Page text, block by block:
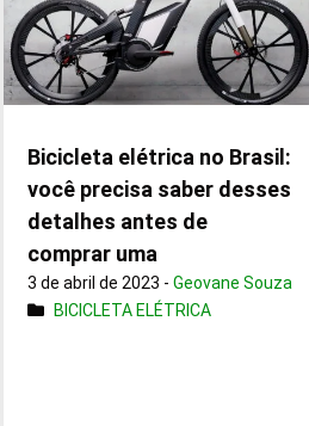
Bicicleta elétrica no Brasil:
você precisa saber desses
detalhes antes de
comprar uma
3 de abril de 2023 -Geovane Souza
BICICLETA ELÉTRICA